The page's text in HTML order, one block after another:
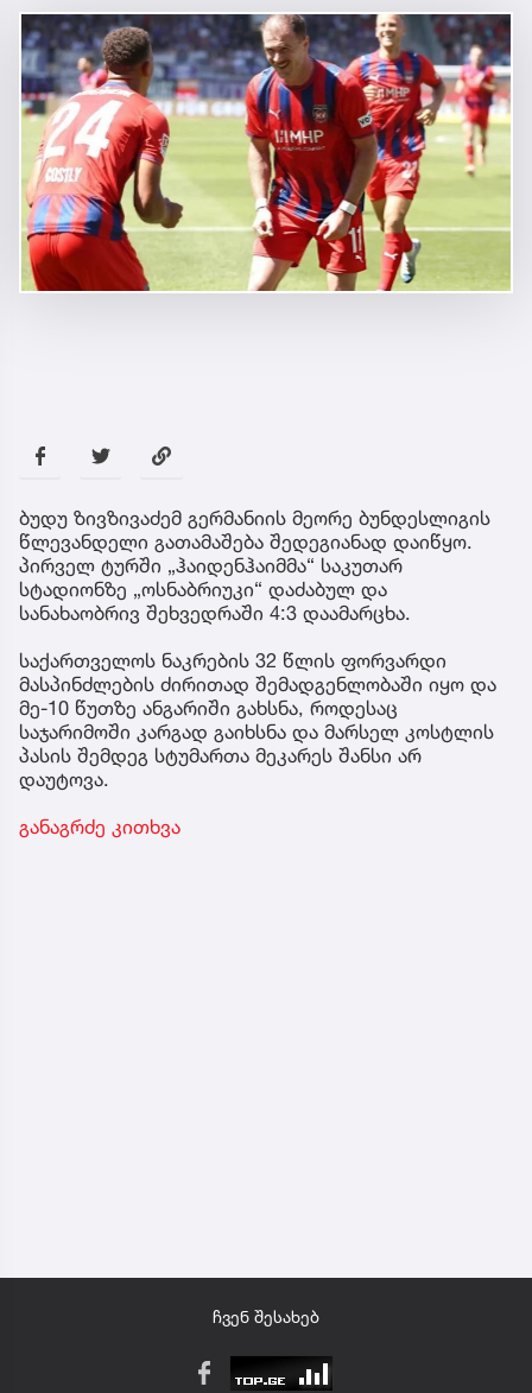
ბუდუ ზივზივაძემ გერმანიის მეორე ბუნდესლიგის
წლევანდელი გათამაშება შედეგიანად დაიწყო.
პირველ ტურში „ჰაიდენჰაიმმა“ საკუთარ
სტადიონზე „ოსნაბრიუკი“ დაძაბულ და
სანახაობრივ შეხვედრაში 4:3 დაამარცხა.
საქართველოს ნაკრების 32 წლის ფორვარდი
მასპინძლების ძირითად შემადგენლობაში იყო და
მე-10 წუთზე ანგარიში გახსნა, როდესაც
საჯარიმოში კარგად გაიხსნა და მარსელ კოსტლის
პასის შემდეგ სტუმართა მეკარეს შანსი არ
დაუტოვა.
განაგრძე კითხვა
ჩვენ შესახებ